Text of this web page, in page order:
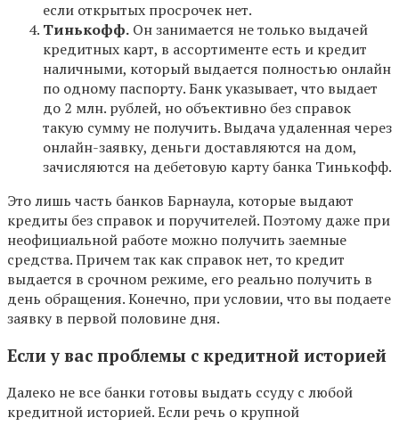
если открытых просрочек нет.
Тинькофф. Он занимается не только выдачей
кредитных карт, в ассортименте есть и кредит
наличными, который выдается полностью онлайн
по одному паспорту. Банк указывает, что выдает
до 2 млн. рублей, но объективно без справок
такую сумму не получить. Выдача удаленная через
онлайн-заявку, деньги доставляются на дом,
зачисляются на дебетовую карту банка Тинькофф.
Это лишь часть банков Барнаула, которые выдают
кредиты без справок и поручителей. Поэтому даже при
неофициальной работе можно получить заемные
средства. Причем так как справок нет, то кредит
выдается в срочном режиме, его реально получить в
день обращения. Конечно, при условии, что вы подаете
заявку в первой половине дня.
Если у вас проблемы с кредитной историей
Далеко не все банки готовы выдать ссуду с любой
кредитной историей. Если речь о крупной